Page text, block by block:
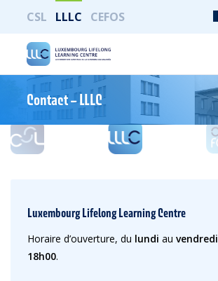
CSL LLLC CEFOS
Contact – LLLC
Nous contacter
Luxembourg Lifelong Learning Centre
Horaire d’ouverture, du lundi au vendredi
18h00.